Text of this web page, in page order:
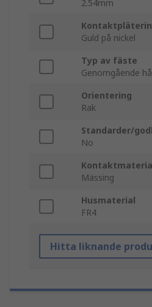
2.54mm
Guld på nickel
Typ av fäste
Genomgående
Orientering
Rak
Standarder/
No
Mässing
Husmaterial
FR4
Hitta liknande